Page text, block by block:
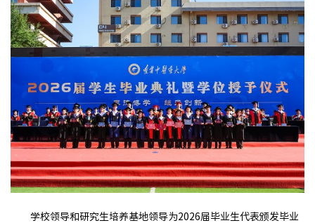
学校领导和研究生培养基地领导为2026届毕业生代表颁发毕业